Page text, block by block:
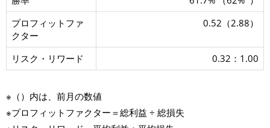
プロフィットファ
クター
0.52（2.88）
リスク・リワード 0.32：1.00
※（）内は、前月の数値
※プロフィットファクター＝総利益 ÷ 総損失